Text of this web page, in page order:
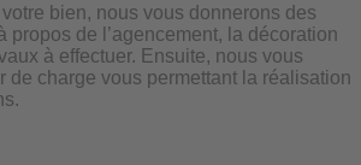
votre bien, nous vous donnerons des
propos de l’agencement, la décoration
à effectuer. Ensuite, nous vous
de charge vous permettant la réalisation